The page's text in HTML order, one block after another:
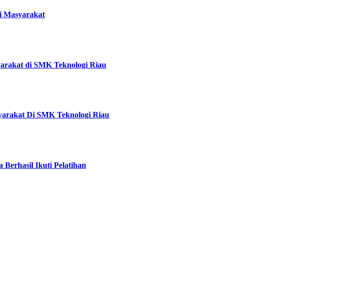
Masyarakat
di SMK Teknologi Riau
Di SMK Teknologi Riau
Berhasil Ikuti Pelatihan